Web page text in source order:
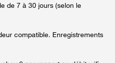
de 7 à 30 jours (selon le
compatible. Enregistrements